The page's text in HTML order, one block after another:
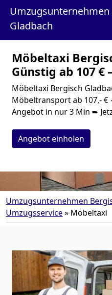
Umzugsunternehmen
Gladbach
Möbeltaxi
Günstig ab 107 €
Möbeltaxi Bergisch
Möbeltransport ab 107,- €
Angebot in nur 3 Min ➨
Angebot einholen
Umzugsunternehmen
Umzugsservice» Möbeltaxi